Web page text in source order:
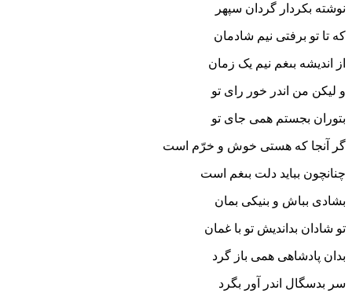
نوشته بکردار گردان سپهر
که تا تو برفتى نیم شادمان
از اندیشه بى‏غم نیم یک زمان‏
و لیکن من اندر خور راى تو
بتوران بجستم همى جاى تو
گر آنجا که هستى خوش و خرّم است
چنانچون بباید دلت بى‏غم است‏
بشادى بباش و بنیکى بمان
تو شادان بداندیش تو با غمان‏
بدان پادشاهى همى باز گرد
سر بدسگال اندر آور بگرد